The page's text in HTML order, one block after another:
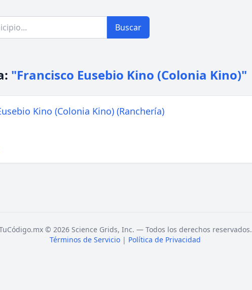
Buscar
"Francisco Eusebio Kino (Colonia Kino)"
Kino (Colonia Kino) (Ranchería)
© 2026 Science Grids, Inc. — Todos los derechos reservados.
Términos de Servicio | Política de Privacidad